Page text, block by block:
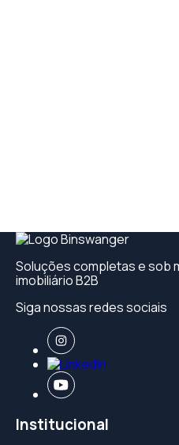
Soluções completas e sob
imobiliário B2B
Siga nossas redes sociais
Institucional